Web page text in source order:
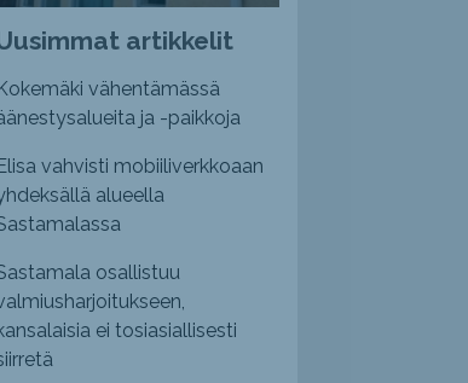
artikkelit
Kokemäki vähentämässä
ja -paikkoja
Elisa vahvisti mobiiliverkkoaan
alueella
osallistuu
ei tosiasiallisesti